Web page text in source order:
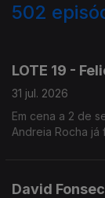
502
LOTE 19 -
31 jul. 2026
Em cena a 2 de
Andreia Rocha já
David